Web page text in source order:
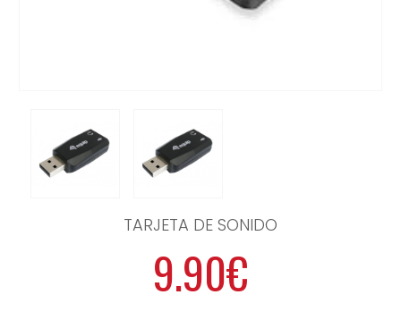
TARJETA DE SONIDO
9.90€